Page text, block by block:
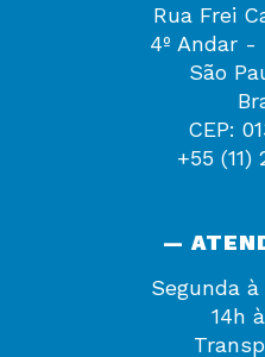
Rua Frei
4º Andar -
São
CEP:
+55 (11)
—
Segunda
14h